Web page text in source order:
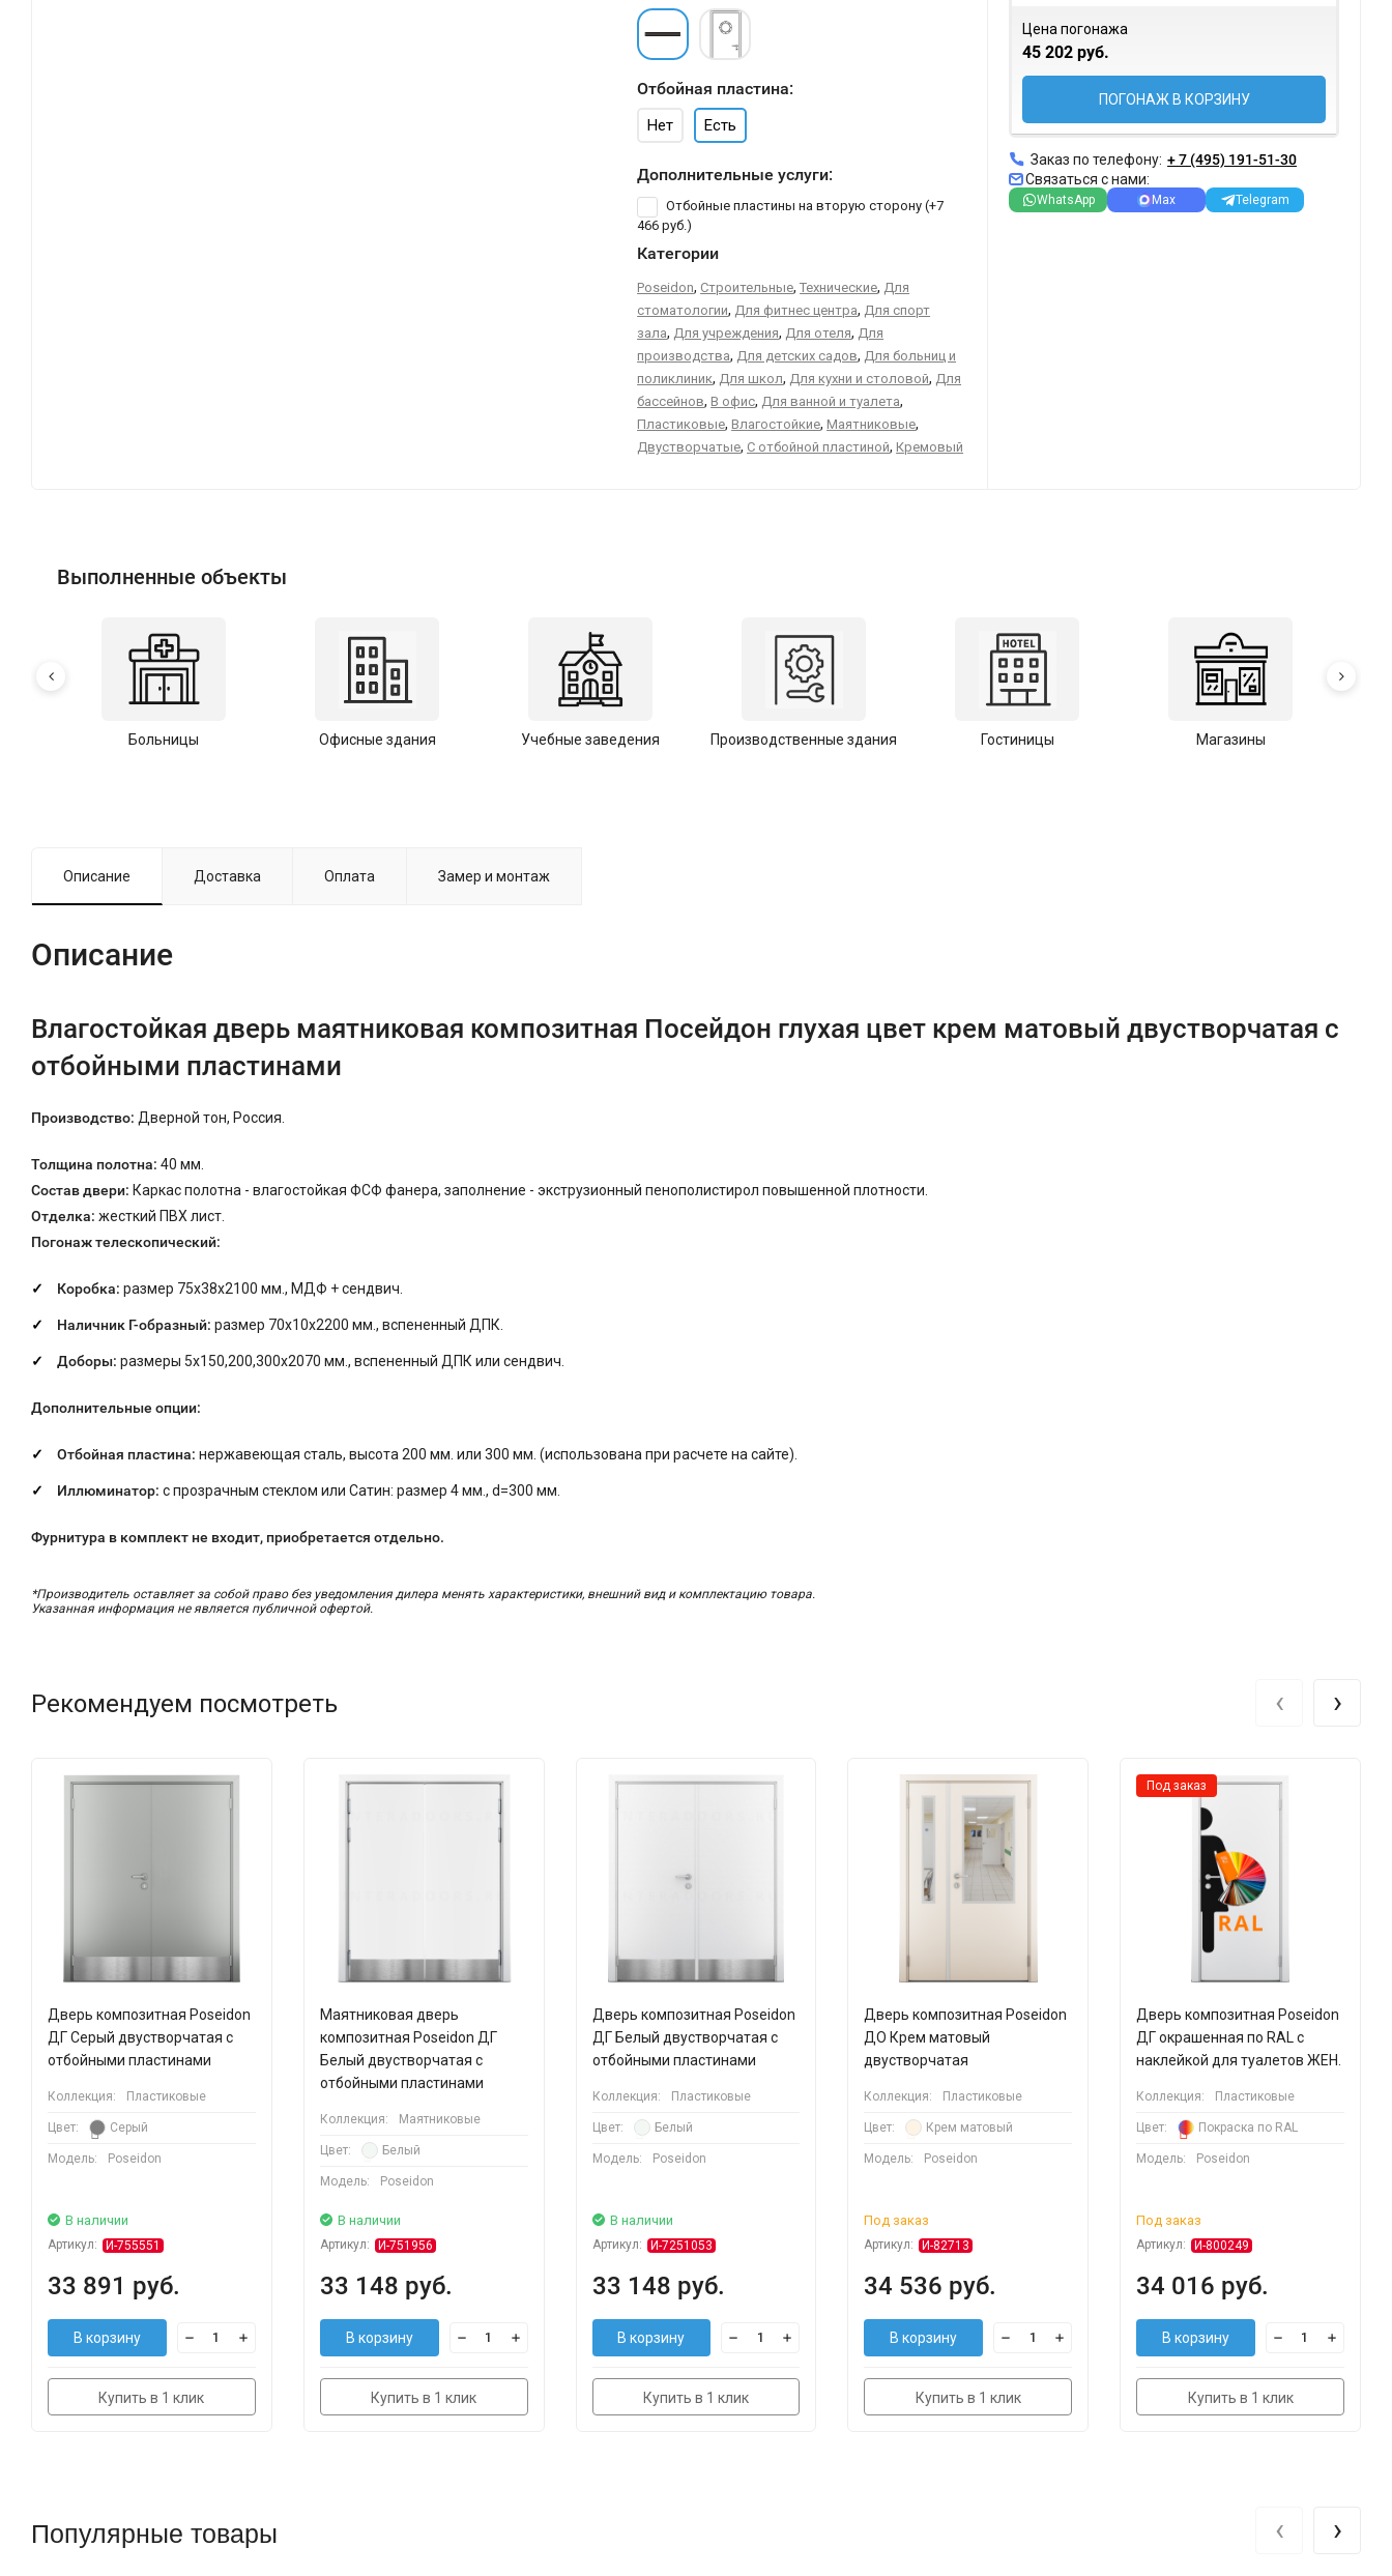
Отбойная пластина:
Нет Есть
Дополнительные услуги:
Отбойные пластины на вторую сторону (+7
466 руб.)
Категории
Poseidon, Строительные,Технические, Для
стоматологии, Для фитнес центра, Для спорт
зала, Для учреждения, Для отеля, Для
производства, Для детских садов, Для больниц и
поликлиник, Для школ, Для кухни и столовой, Для
бассейнов, В офис, Для ванной и туалета,
Пластиковые, Влагостойкие, Маятниковые,
Двустворчатые, С отбойной пластиной, Кремовый
Цена погонажа
45 202 руб.
ПОГОНАЖ В КОРЗИНУ
Заказ по телефону: + 7 (495) 191-51-30
Связаться с нами:
WhatsApp Max Telegram
Выполненные объекты
Больницы Офисные здания Учебные заведения Производственные здания Гостиницы Магазины
Описание Доставка Оплата Замер и монтаж
Описание
Влагостойкая дверь маятниковая композитная Посейдон глухая цвет крем матовый двустворчатая с
отбойными пластинами
Производство: Дверной тон, Россия.
Толщина полотна: 40 мм.
Состав двери: Каркас полотна - влагостойкая ФСФ фанера, заполнение - экструзионный пенополистирол повышенной плотности.
Отделка: жесткий ПВХ лист.
Погонаж телескопический:
Коробка: размер 75х38х2100 мм., МДФ + сендвич.
Наличник Г-образный: размер 70х10х2200 мм., вспененный ДПК.
Доборы: размеры 5х150,200,300х2070 мм., вспененный ДПК или сендвич.
Дополнительные опции:
Отбойная пластина: нержавеющая сталь, высота 200 мм или 300 мм . (использована при расчете на сайте).
Иллюминатор: с прозрачным стеклом или Сатин: размер 4 мм., d=300 мм.
Фурнитура в комплект не входит, приобретается отдельно.
*Производитель оставляет за собой право без уведомления дилера менять характеристики, внешний вид и комплектацию товара.
Указанная информация не является публичной офертой.
Рекомендуем посмотреть
Дверь композитная Poseidon
ДГ Серый двустворчатая с
отбойными пластинами
Коллекция: Пластиковые
Цвет: Серый
Модель: Poseidon
В наличии
Артикул: И-755551
33 891 руб.
В корзину
Купить в 1 клик
Маятниковая дверь
композитная Poseidon ДГ
Белый двустворчатая с
отбойными пластинами
Коллекция: Маятниковые
Цвет: Белый
Модель: Poseidon
В наличии
Артикул: И-751956
33 148 руб.
В корзину
Купить в 1 клик
Дверь композитная Poseidon
ДГ Белый двустворчатая с
отбойными пластинами
Коллекция: Пластиковые
Цвет: Белый
Модель: Poseidon
В наличии
Артикул: И-7251053
33 148 руб.
В корзину
Купить в 1 клик
Дверь композитная Poseidon
ДО Крем матовый
двустворчатая
Коллекция: Пластиковые
Цвет: Крем матовый
Модель: Poseidon
Под заказ
Артикул: И-82713
34 536 руб.
В корзину
Купить в 1 клик
Под заказ
Дверь композитная Poseidon
ДГ окрашенная по RAL с
наклейкой для туалетов ЖЕН.
Коллекция: Пластиковые
Цвет: Покраска по RAL
Модель: Poseidon
Под заказ
Артикул: И-800249
34 016 руб.
В корзину
Купить в 1 клик
‹ ›
Популярные товары ‹ ›